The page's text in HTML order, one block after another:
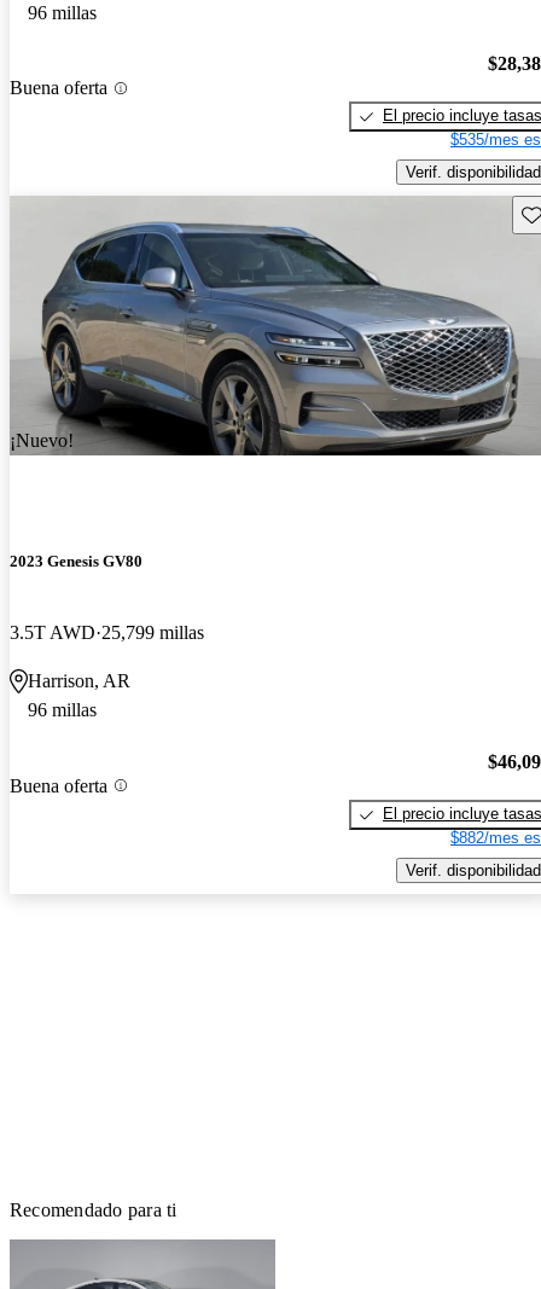
96 millas
Buena oferta
El precio incluye tasas
$535/mes
Verif. disponibilidad
¡Nuevo!
2023 Genesis GV80
3.5T AWD 25,799 millas
Harrison, AR
96 millas
Buena oferta
El precio incluye tasas
$882/mes
Verif. disponibilidad
Recomendado para ti